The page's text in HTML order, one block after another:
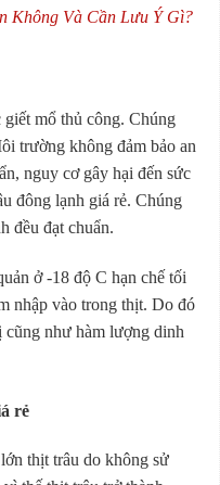
Không Và Cần Lưu Ý Gì?
mổ thủ công. Chúng
trường không đảm bảo an
nguy cơ gây hại đến sức
đông lạnh giá rẻ. Chúng
đều đạt chuẩn.
ở -18 độ C hạn chế tối
nhập vào trong thịt. Do đó
như hàm lượng dinh
rẻ
thịt trâu do không sử